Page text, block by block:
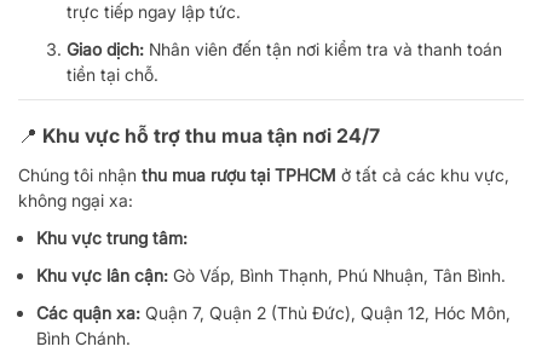
trực tiếp ngay lập tức.
Giao dịch: Nhân viên đến tận nơi kiểm tra và thanh toán
tiền tại chỗ.
📍 Khu vực hỗ trợ thu mua tận nơi 24/7
Chúng tôi nhận thu mua rượu tại TPHCM ở tất cả các khu vực,
không ngại xa:
Khu vực trung tâm:
Khu vực lân cận: Gò Vấp, Bình Thạnh, Phú Nhuận, Tân Bình.
Các quận xa: Quận 7, Quận 2 (Thủ Đức), Quận 12, Hóc Môn,
Bình Chánh.